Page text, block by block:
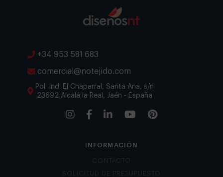
+34 953 581 683
comercial@notejido.com
Pol. Ind. El Chaparral, Santa Ana, s/n
23692 Alcalá la Real, Jaén - España
INFORMACIÓN
CONTACTO
SOLICITUD DE PRESUPUESTO